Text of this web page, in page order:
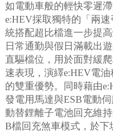
如電動車般的輕快零遲
e:HEV採取獨特的「兩
統搭配超比檔進一步提
日常通勤與假日滿載出
直驅檔位，用於面對緩
速表現，演繹e:HEV電
的雙重優勢。同時藉由
發電用馬達與ESB電動
動替鋰離子電池回充維
B檔回充煞車模式，於